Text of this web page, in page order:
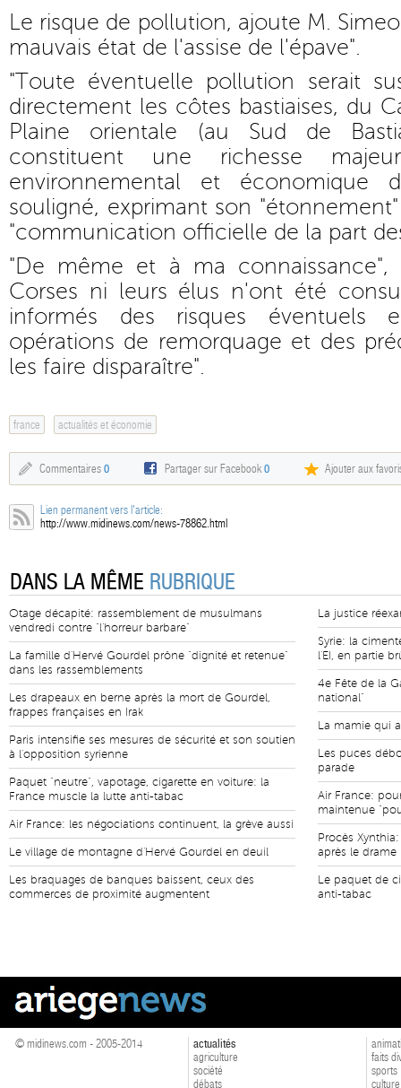
Le risque de pollution, ajoute M.
mauvais état de l'assise de l'épave".
"Toute éventuelle pollution serait
directement les côtes bastiaises, du
Plaine orientale (au Sud de
constituent une richesse
environnemental et économique
souligné, exprimant son
"communication officielle de la part
"De même et à ma
Corses ni leurs élus n'ont été
informés des risques éventuels
opérations de remorquage et des
les faire disparaître".
france actualités et économie
Commentaires 0 Partager sur Facebook0 Ajouter aux
Lien permanent vers l'article:
http://www.midinews.com/news-78862.html
DANS LA MÊME RUBRIQUE
Otage décapité: rassemblement de musulmans
vendredi contre "l'horreur barbare"
La famille d'Hervé Gourdel prône "dignité et retenue"
dans les rassemblements
Les drapeaux en berne après la mort de Gourdel,
frappes françaises en Irak
Paris intensifie ses mesures de sécurité et son soutien
à l'opposition syrienne
Paquet "neutre", vapotage, cigarette en voiture: la
France muscle la lutte anti-tabac
Air France: les négociations continuent, la grève aussi
Le village de montagne d'Hervé Gourdel en deuil
Les braquages de banques baissent, ceux des
commerces de proximité augmentent
La justice
Syrie: la
l'EI, en partie
4e Fête de la
national"
La mamie qui
Les puces
parade
Air France:
maintenue
Procès
après le drame
Le paquet de
anti-tabac
© midinews.com - 2005-2014
actualités
agriculture
société
débats
faits
sports
culture